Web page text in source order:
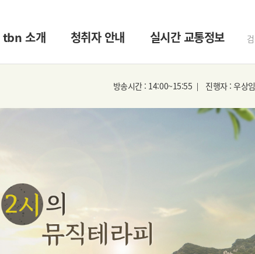
tbn 소개 청취자 안내 실시간 교통정보
방송시간 : 14:00~15:55 진행자 : 우상임